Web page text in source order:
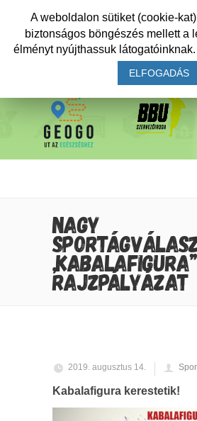
NAGY
„KABALAFIGURA”
RAJZPÁLYÁZAT
2019. augusztus 14.
Kabalafigura kerestetik!
A weboldalon sütiket (cookie-
biztonságos böngészés mellett a
élményt nyújthassuk látogatóinknak.
ELFOGADÁS